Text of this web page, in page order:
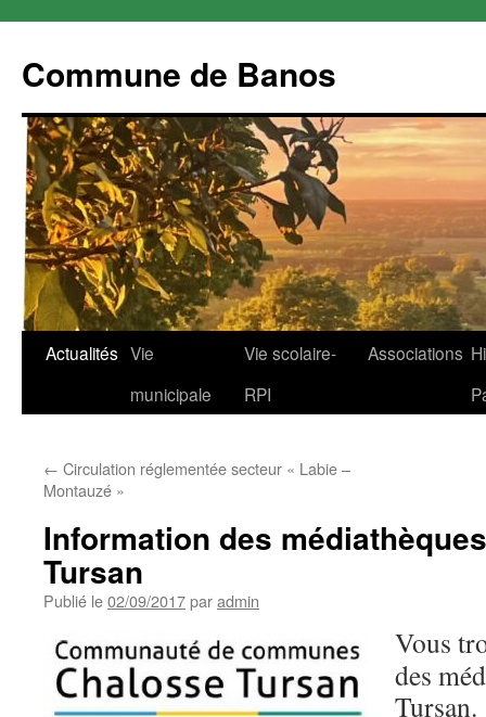
Commune de Banos
Aller
Actualités Vie
municipale
Vie scolaire-
RPI
Associations
← Circulation réglementée secteur « Labie –
Montauzé »
Information des
Tursan
Publié le02/09/2017paradmin
Vous
des
Tursan.